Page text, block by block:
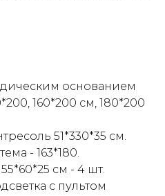
основанием
160*200 см, 180*200
51*330*35 см.
- 163*180.
см - 4 шт.
с пультом